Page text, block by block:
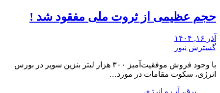
حجم عظیمی از ثروت ملی مفقود شد !
آذر ۱۶, ۱۴۰۴
گسترش نیوز
با وجود فروش موفقیت‌آمیز ۳۰۰ هزار لیتر بنزین سوپر در بورس
انرژی، سکوت مقامات در مورد…
برق، آب و انرژی